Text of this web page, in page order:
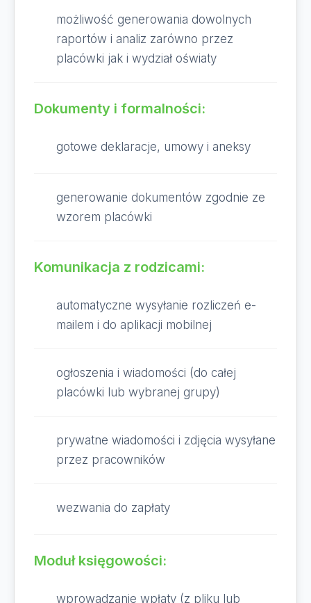
możliwość generowania dowolnych
raportów i analiz zarówno przez
placówki jak i wydział oświaty
Dokumenty i formalności:
gotowe deklaracje, umowy i aneksy
generowanie dokumentów zgodnie ze
wzorem placówki
Komunikacja z rodzicami:
automatyczne wysyłanie rozliczeń e-
mailem i do aplikacji mobilnej
ogłoszenia i wiadomości (do całej
placówki lub wybranej grupy)
prywatne wiadomości i zdjęcia wysyłane
przez pracowników
wezwania do zapłaty
Moduł księgowości:
wprowadzanie wpłaty (z pliku lub